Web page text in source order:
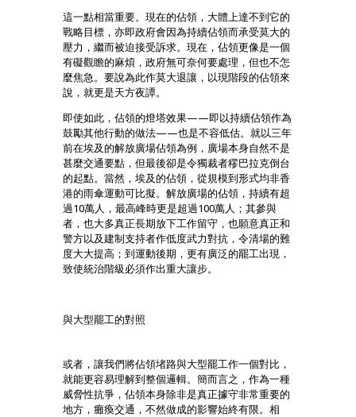
這一點相當重要。現在的佔領，大體上達不到它的
戰略目標，亦即政府會因為持續佔領而承受莫大的
壓力，繼而被迫接受訴求。現在，佔領更像是一個
有礙觀瞻的麻煩，政府無可奈何要處理，但也不怎
麼焦急。要說為此作莫大退讓，以現階段的佔領來
說，就更是天方夜譚。
即使如此，佔領的燈塔效果——即以持續佔領作為
鼓勵其他行動的做法——也是不容低估。就以三年
前在埃及的解放廣場佔領為例，廣場本身自然不是
甚麼交通要點，但最後卻是令獨裁者穋巴拉克倒台
的起點。當然，埃及的佔領，從規模到形式均非香
港的雨傘運動可比擬。解放廣場的佔領，持續有超
過10萬人，最高峰時更是超過100萬人；其參與
者，也大多真正長期放下工作留守，也願意真正和
警方以及建制支持者作低度武力對抗，令清場的難
度大大提高；到運動後期，更有廣泛的罷工出現，
致使統治階級必須作出重大讓步。
與大型罷工的對照
或者，讓我們將佔領堵路與大型罷工作一個對比，
就能更容易理解到整個邏輯。簡而言之，作為一種
威脅性抗爭，佔領本身除非是真正據守非常重要的
地方，癱瘓交通，不然做成的影響始終有限。相